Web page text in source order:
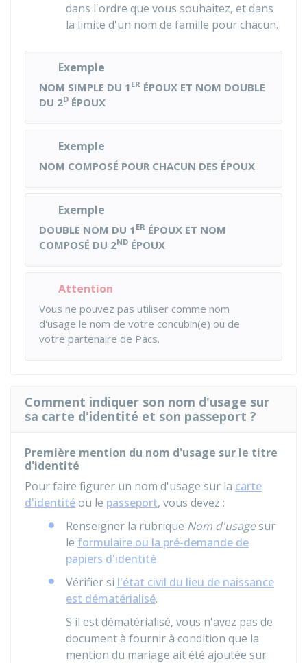
dans l'ordre que vous souhaitez, et dans
la limite d'un nom de famille pour chacun.
Exemple
NOM SIMPLE DU 1 ER ÉPOUX ET NOM DOUBLE
DU 2D ÉPOUX
Exemple
NOM COMPOSÉ POUR CHACUN DES ÉPOUX
Exemple
DOUBLE NOM DU 1 ER ÉPOUX ET NOM
COMPOSÉ DU 2ND ÉPOUX
Attention
Vous ne pouvez pas utiliser comme nom
d'usage le nom de votre concubin(e) ou de
votre partenaire de Pacs.
Comment indiquer son nom d'usage sur
sa carte d'identité et son passeport ?
Première mention du nom d'usage sur le titre
d'identité
Pour faire figurer un nom d'usage sur la carte
d'identitéou le passeport, vous devez :
Renseigner la rubrique Nom d'usagesur
le formulaire ou la pré-demande de
papiers d'identité
Vérifier si l'état civil du lieu de naissance
est dématérialisé.
S'il est dématérialisé, vous n'avez pas de
document à fournir à condition que la
mention du mariage ait été ajoutée sur